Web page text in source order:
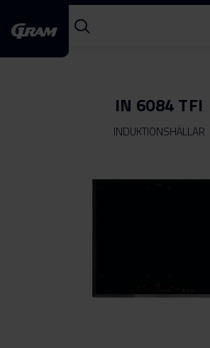
IN 6084 TFI
INDUKTIONSHÄLLAR